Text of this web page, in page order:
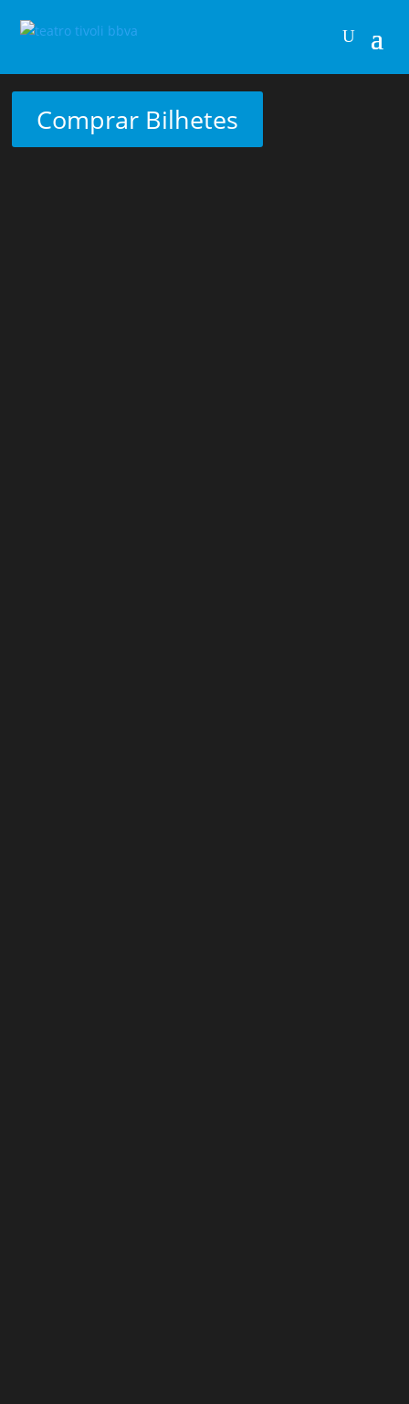
Comprar Bilhetes